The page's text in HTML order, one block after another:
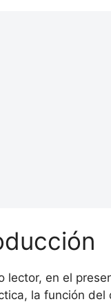
lector, en el
la función